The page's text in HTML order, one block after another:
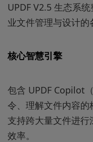
UPDF V2.5 生态系
业文件管理与设计的
核心智慧引擎
包含 UPDF Copilot
令、理解文件内容
支持跨大量文件进
效率。